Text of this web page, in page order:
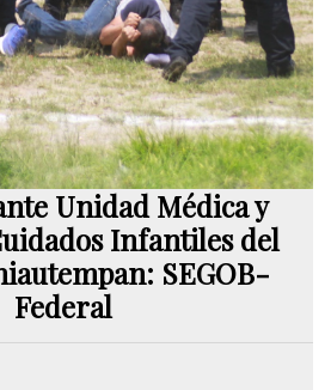
Unidad Médica y
Infantiles del
SEGOB-
Federal